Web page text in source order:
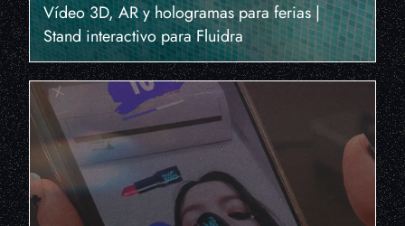
Vídeo 3D, AR y hologramas para ferias |
Stand interactivo para Fluidra